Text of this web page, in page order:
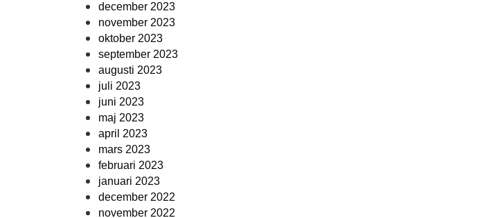
december 2023
november 2023
oktober 2023
september 2023
augusti 2023
juli 2023
juni 2023
maj 2023
april 2023
mars 2023
februari 2023
januari 2023
december 2022
november 2022